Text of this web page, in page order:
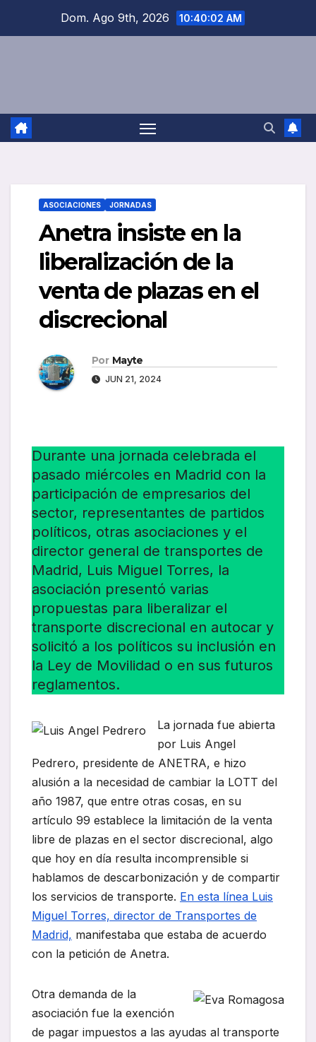
Dom. Ago 9th, 2026 10:40:03 AM
ASOCIACIONES JORNADAS
Anetra insiste en la
liberalización de la
venta de plazas en el
discrecional
Por Mayte
JUN 21, 2024
Durante una jornada celebrada el
pasado miércoles en Madrid con la
participación de empresarios del
sector, representantes de partidos
políticos, otras asociaciones y el
director general de transportes de
Madrid, Luis Miguel Torres, la
asociación presentó varias
propuestas para liberalizar el
transporte discrecional en autocar y
solicitó a los políticos su inclusión en
la Ley de Movilidad o en sus futuros
reglamentos.
La jornada fue abierta
por Luis Angel
Pedrero, presidente de ANETRA, e hizo
alusión a la necesidad de cambiar la LOTT del
año 1987, que entre otras cosas, en su
artículo 99 establece la limitación de la venta
libre de plazas en el sector discrecional, algo
que hoy en día resulta incomprensible si
hablamos de descarbonización y de compartir
los servicios de transporte. En esta línea Luis
Miguel Torres, director de Transportes de
Madrid, manifestaba que estaba de acuerdo
con la petición de Anetra.
Otra demanda de la
asociación fue la exención
de pagar impuestos a las ayudas al transporte